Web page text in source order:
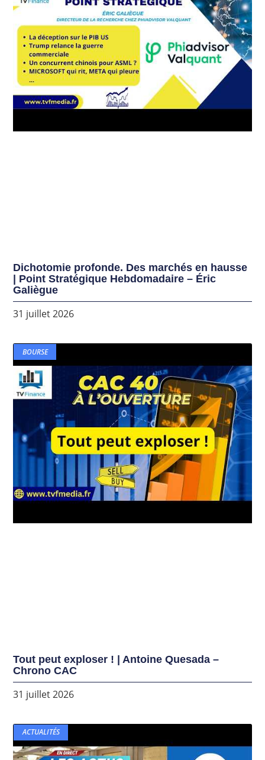
Dichotomie profonde. Des marchés en hausse
| Point Stratégique Hebdomadaire – Éric
Galiègue
31 juillet 2026
BOURSE
Tout peut exploser ! | Antoine Quesada –
Chrono CAC
31 juillet 2026
ACTUALITÉS